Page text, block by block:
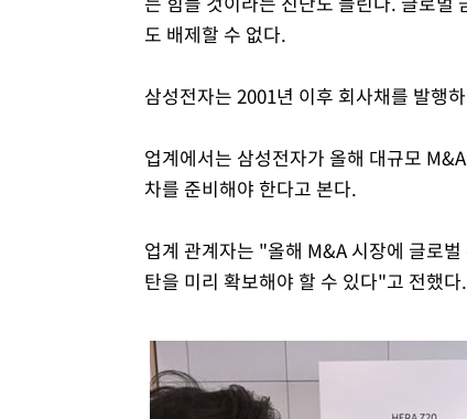
도 배제할 수 없다.
삼성전자는 2001년 이후 회사채를 발행
업계에서는 삼성전자가 올해 대규모
차를 준비해야 한다고 본다.
업계 관계자는 "올해 M&A 시장에 글로
탄을 미리 확보해야 할 수 있다"고 전했다.